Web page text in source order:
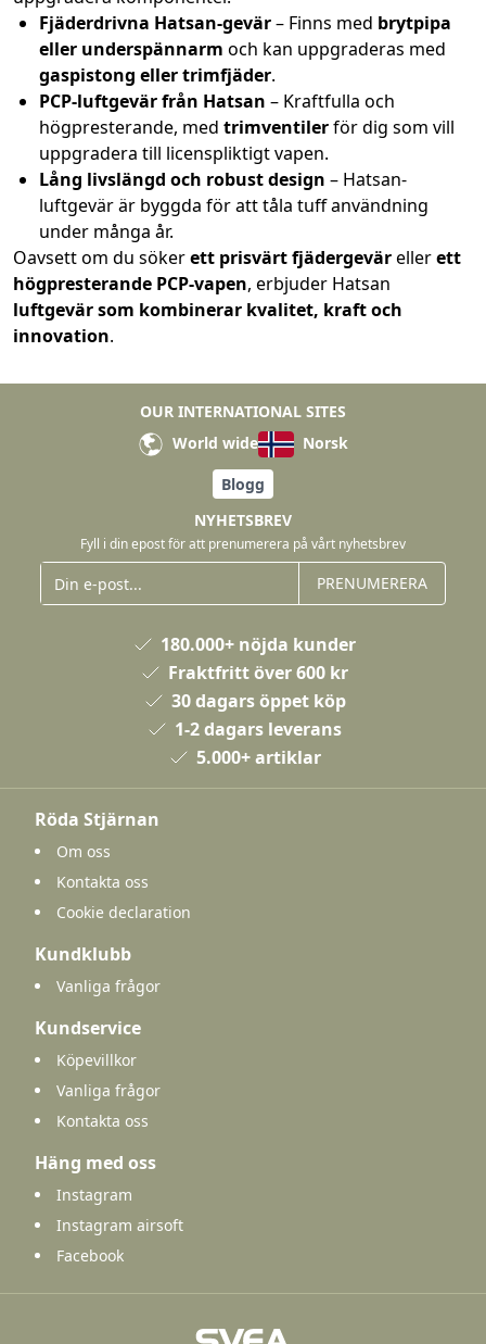
Fjäderdrivna Hatsan-gevär– Finns med brytpipa
eller underspännarm och kan uppgraderas med
gaspistong eller trimfjäder.
PCP-luftgevär från Hatsan – Kraftfulla och
högpresterande, med trimventilerför dig som vill
uppgradera till licenspliktigt vapen.
Lång livslängd och robust design – Hatsan-
luftgevär är byggda för att tåla tuff användning
under många år.
Oavsett om du sökerett prisvärt fjädergevärellerett
högpresterande PCP-vapen, erbjuder Hatsan
luftgevär som kombinerar kvalitet, kraft och
innovation.
OUR INTERNATIONAL SITES
World wide
Norsk
Blogg
NYHETSBREV
Fyll i din epost för att prenumerera på vårt nyhetsbrev
PRENUMERERA
180.000+ nöjda kunder
Fraktfritt över 600 kr
30 dagars öppet köp
1-2 dagars leverans
5.000+ artiklar
Röda Stjärnan
Om oss
Kontakta oss
Cookie declaration
Kundklubb
Vanliga frågor
Kundservice
Köpevillkor
Vanliga frågor
Kontakta oss
Häng med oss
Instagram
Instagram airsoft
Facebook